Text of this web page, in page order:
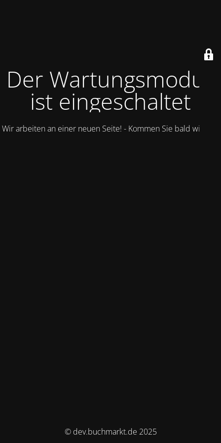
Der Wartungsmodus
ist eingeschaltet
Wir arbeiten an einer neuen Seite! - Kommen Sie bald wieder.
© dev.buchmarkt.de 2025